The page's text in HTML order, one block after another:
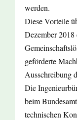
werden.
Diese Vorteile
Dezember
geförderte
Ausschreibung
Die
beim
technischen